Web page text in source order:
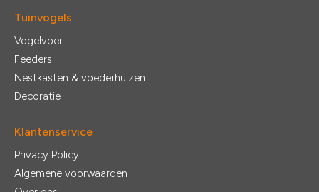
Tuinvogels
Vogelvoer
Feeders
Nestkasten & voederhuizen
Decoratie
Klantenservice
Privacy Policy
Algemene voorwaarden